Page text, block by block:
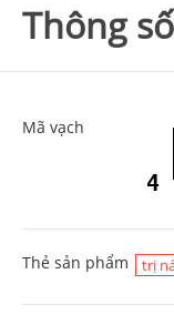
Thông
Mã vạch
4
Thẻ sản phẩm trị